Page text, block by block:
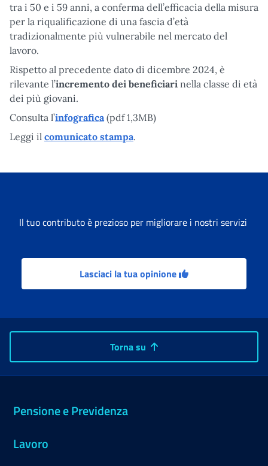
tra i 50 e i 59 anni, a conferma dell’efficacia della misura
per la riqualificazione di una fascia d’età
tradizionalmente più vulnerabile nel mercato del
lavoro.
Rispetto al precedente dato di dicembre 2024, è
rilevante l’incremento dei beneficiari nella classe di età
dei più giovani.
Consulta l’infografica (pdf 1,3MB)
Leggi il comunicato stampa.
Il tuo contributo è prezioso per migliorare i nostri servizi
Lasciaci la tua opinione
Torna su
Pensione e Previdenza
Lavoro